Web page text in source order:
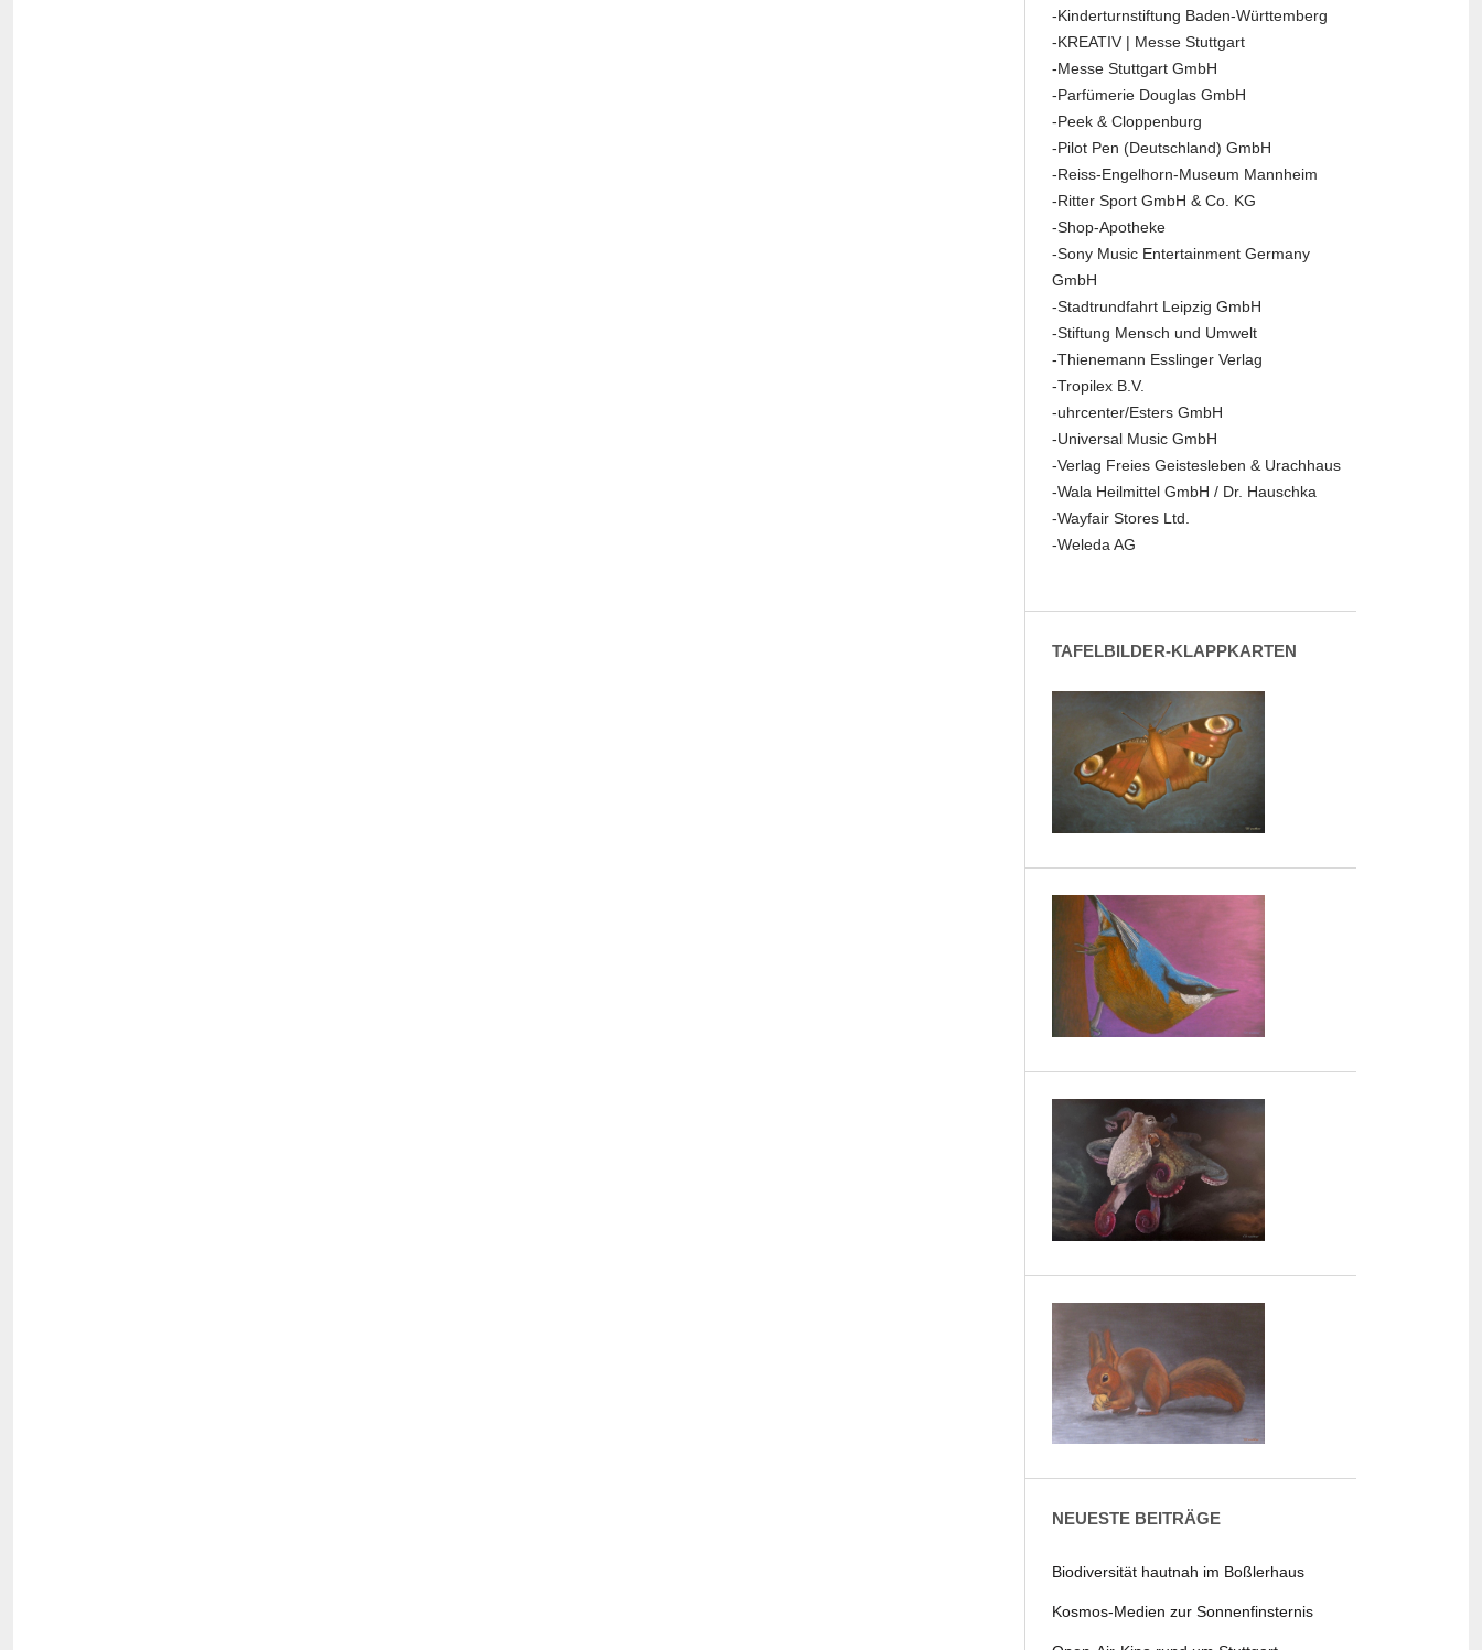
-Kinderturnstiftung Baden-Württemberg
-KREATIV | Messe Stuttgart
-Messe Stuttgart GmbH
-Parfümerie Douglas GmbH
-Peek & Cloppenburg
-Pilot Pen (Deutschland) GmbH
-Reiss-Engelhorn-Museum Mannheim
-Ritter Sport GmbH & Co. KG
-Shop-Apotheke
-Sony Music Entertainment Germany
GmbH
-Stadtrundfahrt Leipzig GmbH
-Stiftung Mensch und Umwelt
-Thienemann Esslinger Verlag
-Tropilex B.V.
-uhrcenter/Esters GmbH
-Universal Music GmbH
-Verlag Freies Geistesleben & Urachhaus
-Wala Heilmittel GmbH / Dr. Hauschka
-Wayfair Stores Ltd.
-Weleda AG
TAFELBILDER-KLAPPKARTEN
NEUESTE BEITRÄGE
Biodiversität hautnah im Boßlerhaus
Kosmos-Medien zur Sonnenfinsternis